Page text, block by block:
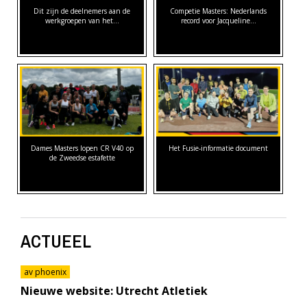
Dit zijn de deelnemers aan de
werkgroepen van het…
Competie Masters: Nederlands
record voor Jacqueline…
Dames Masters lopen CR V40 op
de Zweedse estafette
Het Fusie-informatie document
ACTUEEL
av phoenix
Nieuwe website: Utrecht Atletiek